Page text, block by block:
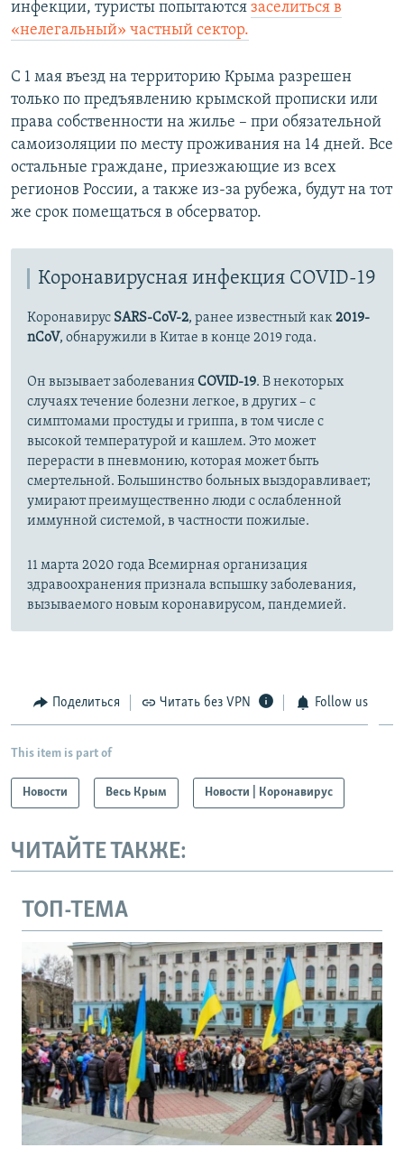
инфекции, туристы попытаются заселиться в
«нелегальный» частный сектор.​
С 1 мая въезд на территорию Крыма разрешен
только по предъявлению крымской прописки или
права собственности на жилье – при обязательной
самоизоляции по месту проживания на 14 дней. Все
остальные граждане, приезжающие из всех
регионов России, а также из-за рубежа, будут на тот
же срок помещаться в обсерватор.
Коронавирусная инфекция COVID-19
Коронавирус SARS-CoV-2, ранее известный как2019-
nCoV, обнаружили в Китае в конце 2019 года.
Он вызывает заболеванияCOVID-19. В некоторых
случаях течение болезни легкое, в других – с
симптомами простуды и гриппа, в том числе с
высокой температурой и кашлем. Это может
перерасти в пневмонию, которая может быть
смертельной. Большинство больных выздоравливает;
умирают преимущественно люди с ослабленной
иммунной системой, в частности пожилые.
11 марта 2020 года Всемирная организация
здравоохранения признала вспышку заболевания,
вызываемого новым коронавирусом, пандемией.
Поделиться Читать без VPN Follow us
This item is part of
Новости Весь Крым Новости | Коронавирус
ЧИТАЙТЕ ТАКЖЕ:
ТОП-ТЕМА